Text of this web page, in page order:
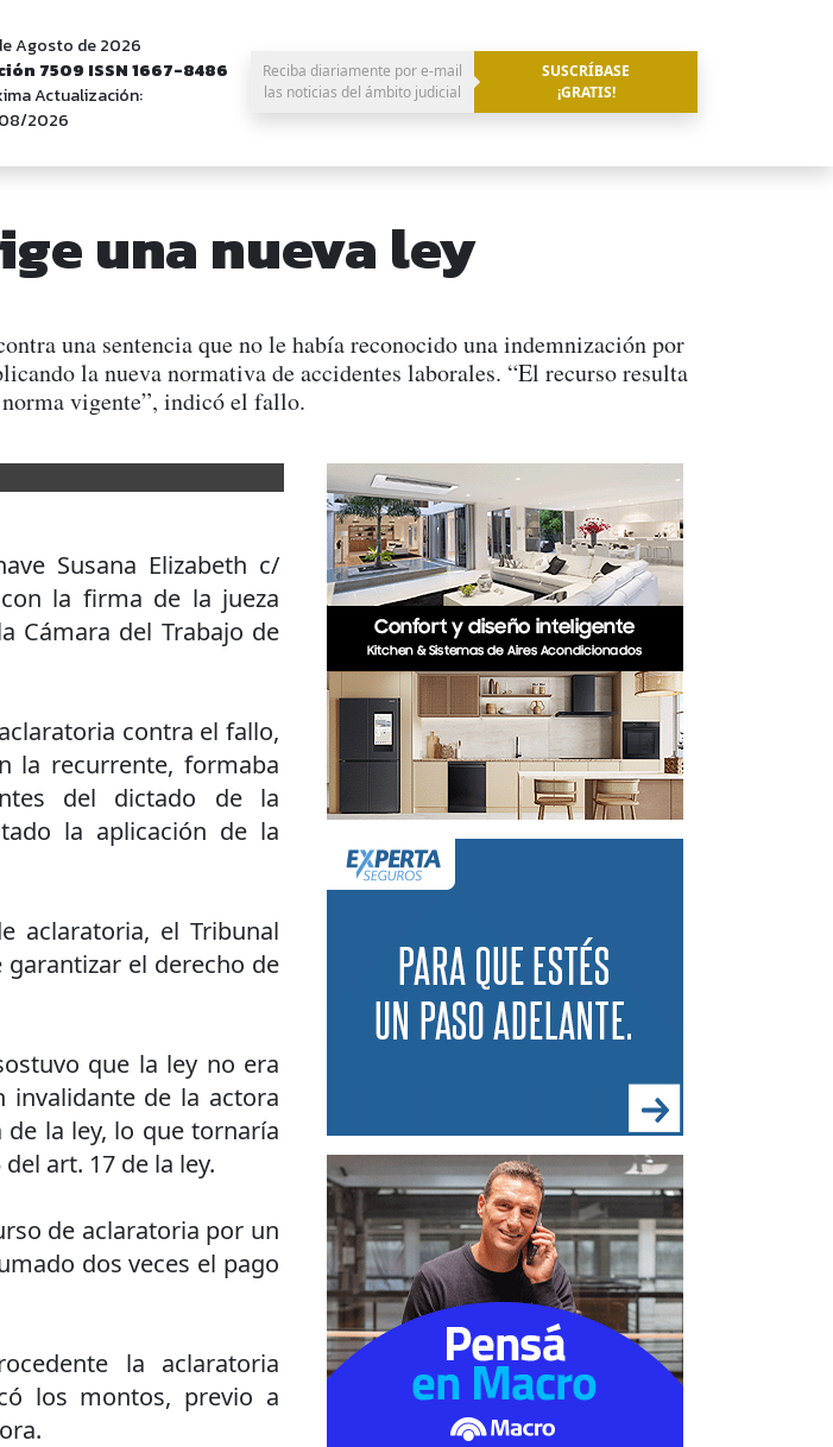
Agosto de 2026
7509 ISSN 1667-8486
Actualización:
2026
Reciba diariamente por e-mail
las noticias del ámbito judicial
SUSCRÍBASE
¡GRATIS!
una nueva ley
una sentencia que no le había reconocido una indemnización por
la nueva normativa de accidentes laborales. “El recurso resulta
vigente”, indicó el fallo.
Susana Elizabeth c/
la firma de la jueza
Cámara del Trabajo de
contra el fallo,
la recurrente, formaba
del dictado de la
la aplicación de la
aclaratoria, el Tribunal
el derecho de
que la ley no era
invalidante de la actora
la ley, lo que tornaría
art. 17 de la ley.
de aclaratoria por un
dos veces el pago
la aclaratoria
los montos, previo a